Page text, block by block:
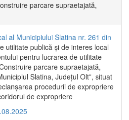
parcare supraetajată,
al Municipiului Slatina nr. 261 din
utilitate publică și de interes local
pentru lucrarea de utilitate
parcare supraetajată,
Slatina, Județul Olt”, situat
procedurii de expropriere
de expropriere